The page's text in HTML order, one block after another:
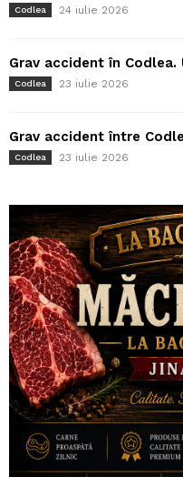
Codlea 24 iulie 2026
Grav accident în
Codlea 23 iulie 2026
Grav accident între
Codlea 23 iulie 2026